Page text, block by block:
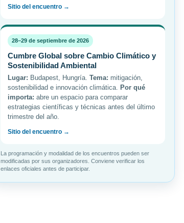
Sitio del encuentro →
28–29 de septiembre de 2026
Cumbre Global sobre Cambio Climático y
Sostenibilidad Ambiental
Lugar: Budapest, Hungría. Tema: mitigación,
sostenibilidad e innovación climática. Por qué
importa: abre un espacio para comparar
estrategias científicas y técnicas antes del último
trimestre del año.
Sitio del encuentro →
La programación y modalidad de los encuentros pueden ser
modificadas por sus organizadores. Conviene verificar los
enlaces oficiales antes de participar.